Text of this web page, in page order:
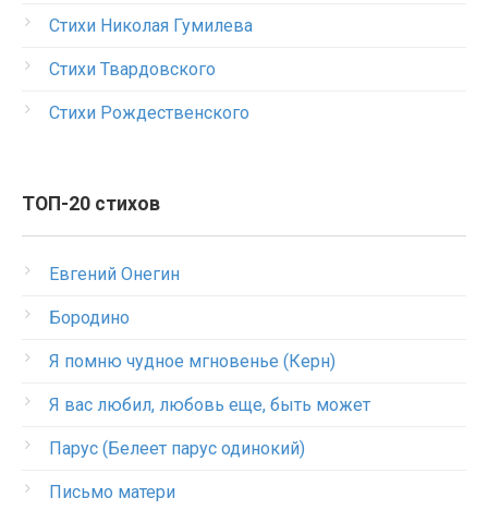
Стихи Николая Гумилева
Стихи Твардовского
Стихи Рождественского
ТОП-20 стихов
Евгений Онегин
Бородино
Я помню чудное мгновенье (Керн)
Я вас любил, любовь еще, быть может
Парус (Белеет парус одинокий)
Письмо матери